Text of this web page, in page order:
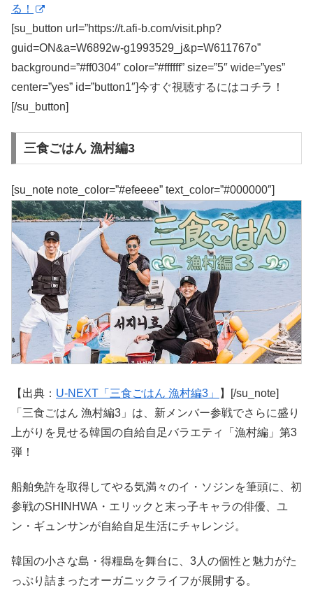
る！
[su_button url=”https://t.afi-b.com/visit.php?
guid=ON&a=W6892w-g1993529_j&p=W611767o”
background=”#ff0304″ color=”#ffffff” size=”5″ wide=”yes”
center=”yes” id=”button1″]今すぐ視聴するにはコチラ！
[/su_button]
三食ごはん 漁村編3
[su_note note_color=”#efeeee” text_color=”#000000″]
【出典： U-NEXT「三食ごはん 漁村編3」
】[/su_note]
「三食ごはん 漁村編3」は、新メンバー参戦でさらに盛り
上がりを見せる韓国の自給自足バラエティ「漁村編」第3
弾！
船舶免許を取得してやる気満々のイ・ソジンを筆頭に、初
参戦のSHINHWA・エリックと末っ子キャラの俳優、ユ
ン・ギュンサンが自給自足生活にチャレンジ。
韓国の小さな島・得糧島を舞台に、3人の個性と魅力がた
っぷり詰まったオーガニックライフが展開する。